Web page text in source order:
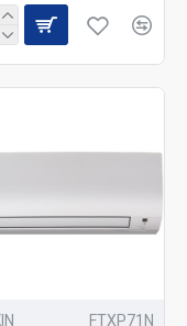
FTXP71N